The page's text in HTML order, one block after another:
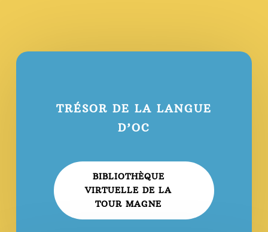
TRÉSOR DE LA LANGUE
D’OC
BIBLIOTHÈQUE
VIRTUELLE DE LA
TOUR MAGNE